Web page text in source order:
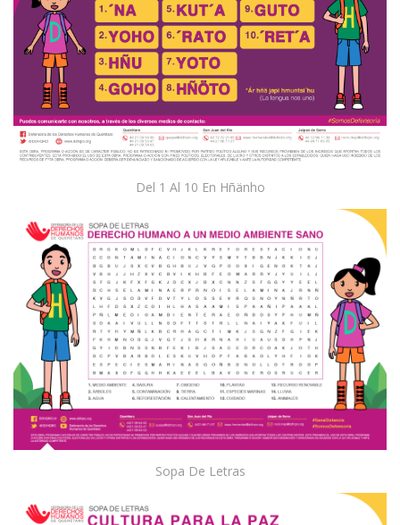
Del 1 Al 10 En Hñänho
Sopa De Letras